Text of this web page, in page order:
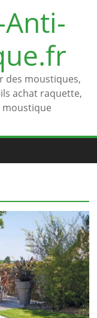
des moustiques,
achat raquette,
moustique